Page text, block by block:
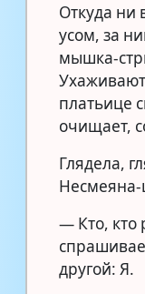
Откуда ни
усом, за
мышка-
платьице
очищает,
Глядела,
Несмеяна-
— Кто, кто
другой: Я.